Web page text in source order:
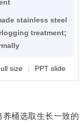
stainless steel
treatment;
size | PPT slide
桶选取生长一致的